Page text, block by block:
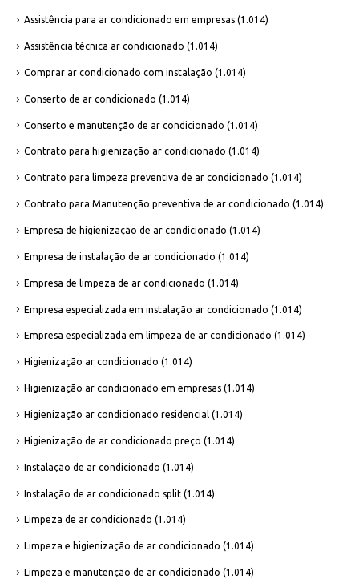
Assistência para ar condicionado em empresas (1.014)
Assistência técnica ar condicionado (1.014)
Comprar ar condicionado com instalação (1.014)
Conserto de ar condicionado (1.014)
Conserto e manutenção de ar condicionado (1.014)
Contrato para higienização ar condicionado (1.014)
Contrato para limpeza preventiva de ar condicionado (1.014)
Contrato para Manutenção preventiva de ar condicionado (1.014)
Empresa de higienização de ar condicionado (1.014)
Empresa de instalação de ar condicionado (1.014)
Empresa de limpeza de ar condicionado (1.014)
Empresa especializada em instalação ar condicionado (1.014)
Empresa especializada em limpeza de ar condicionado (1.014)
Higienização ar condicionado (1.014)
Higienização ar condicionado em empresas (1.014)
Higienização ar condicionado residencial (1.014)
Higienização de ar condicionado preço (1.014)
Instalação de ar condicionado (1.014)
Instalação de ar condicionado split (1.014)
Limpeza de ar condicionado (1.014)
Limpeza e higienização de ar condicionado (1.014)
Limpeza e manutenção de ar condicionado (1.014)